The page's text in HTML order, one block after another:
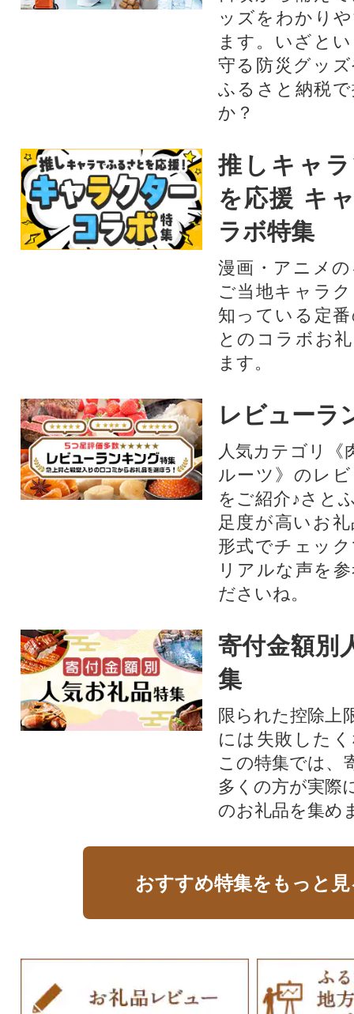
ッズをわかり
ます。いざと
守る防災グッ
ふるさと納税
か？
推しキャ
を応援 キ
ラボ特集
漫画・アニメ
ご当地キャラ
知っている定
とのコラボお
ます。​
レビューラ
人気カテゴリ《
ルーツ》のレ
をご紹介♪さと
足度が高いお
形式でチェッ
リアルな声を
ださいね。
寄付金額別
集
限られた控除上
には失敗した
この特集では、
多くの方が実際
のお礼品を集め
おすすめ特集をもっと